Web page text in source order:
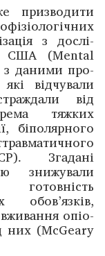
призводити
з дослі­
США (Mental
з даними про­
відчували
від
­тяжких
біполярного
Згадані
знижу­вали
опіо­
них (McGeary